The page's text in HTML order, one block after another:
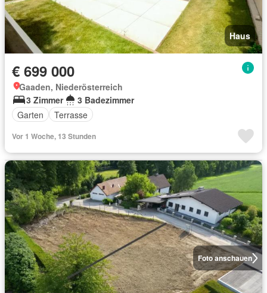
Haus
€ 699 000
Gaaden, Niederösterreich
3 Zimmer
3 Badezimmer
Garten
Terrasse
Vor 1 Woche, 13 Stunden
Foto anschauen